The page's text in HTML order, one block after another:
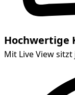
Hochwertige
Mit Live View